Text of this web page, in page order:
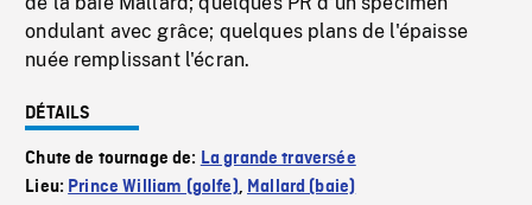
ondulant avec grâce; quelques plans de l'épaisse
nuée remplissant l'écran.
DÉTAILS
Chute de tournage de: La grande traversée
Lieu: Prince William (golfe), Mallard (baie)